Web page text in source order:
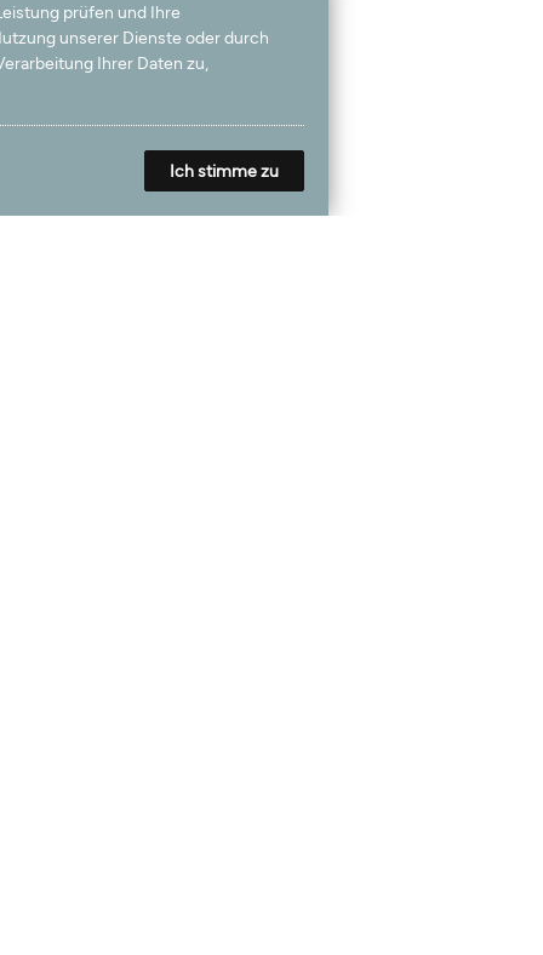
prüfen und Ihre
unserer Dienste oder durch
Ihrer Daten zu,
Ich stimme zu